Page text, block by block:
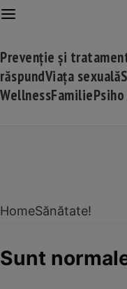
Prevenție și
răspundViața sexuală
WellnessFamiliePsiho
HomeSănătate!
Sunt